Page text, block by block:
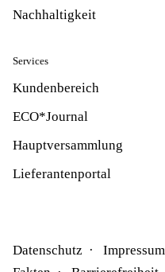
Nachhaltigkeit
Services
Kundenbereich
ECO*Journal
Hauptversammlung
Lieferantenportal
Datenschutz Impressum